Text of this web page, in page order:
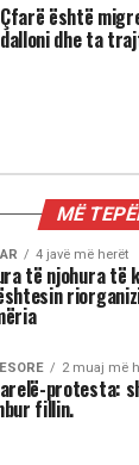
Çfarë është
dalloni dhe ta
MË
4 javë më herët
të njohura të
2 muaj më
protesta:
fillin.